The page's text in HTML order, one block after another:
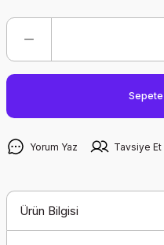
Sepete
Yorum Yaz Tavsiye Et
Ürün Bilgisi